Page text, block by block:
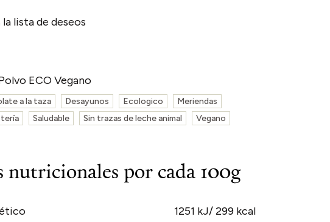
lista de deseos
ECO Vegano
a la taza Desayunos Ecologico
Meriendas
Saludable Sin trazas de leche animal Vegano
nutricionales por cada 100g
1251 kJ/ 299 kcal